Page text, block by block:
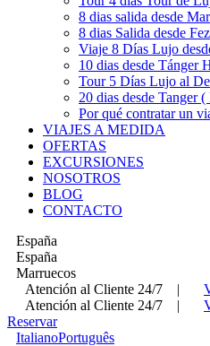
8 dias salida desde
8 dias Salida desde
Viaje 8 Días Lujo
10 dias desde Tánger
Tour 5 Días Lujo al
20 dias desde Tanger
Por qué contratar un
VIAJES A MEDIDA
OFERTAS
EXCURSIONES
NOSOTROS
BLOG
CONTACTO
España
España
Marruecos
Atención al Cliente 24/7
|
Atención al Cliente 24/7
|
Reservar
ItalianoPortuguês